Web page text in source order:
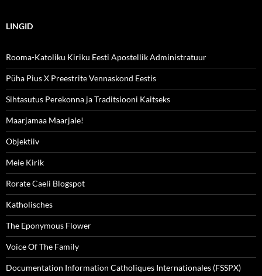
LINGID
Rooma-Katoliku Kiriku Eesti Apostellik Administratuur
Püha Pius X Preestrite Vennaskond Eestis
Sihtasutus Perekonna ja Traditsiooni Kaitseks
Maarjamaa Maarjale!
Objektiiv
Meie Kirik
Rorate Caeli Blogspot
Katholisches
The Eponymous Flower
Voice Of The Family
Documentation Information Catholiques Internationales (FSSPX)